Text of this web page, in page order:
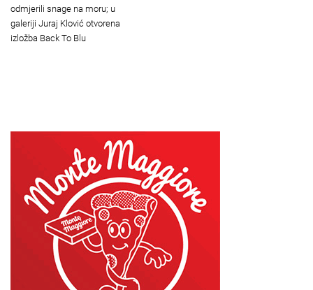
odmjerili snage na moru; u
galeriji Juraj Klović otvorena
izložba Back To Blu